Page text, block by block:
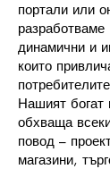
портали или
динамични и
които
Нашият богат
обхваща
повод –
магазини,